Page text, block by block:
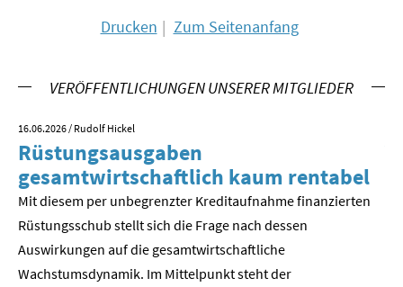
SOMMERSCHULE 2015
SOMMERSCHULE 2014
SOMMERSCHULE 2013
SOMMERSCHULE 2012
SOMMERSCHULE 2011
Drucken Zum Seitenanfang
VERÖFFENTLICHUNGEN UNSERER MITGLIEDER
16.06.2026 / Rudolf Hickel
Rüstungsausgaben
gesamtwirtschaftlich kaum rentabel
Mit diesem per unbegrenzter Kreditaufnahme finanzierten
Rüstungsschub stellt sich die Frage nach dessen
Auswirkungen auf die gesamtwirtschaftli­che
Wachstumsdynamik. Im Mittelpunkt steht der